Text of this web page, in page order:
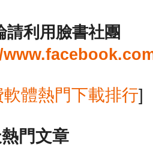
請利用臉書社團
體熱門下載排行]
門文章